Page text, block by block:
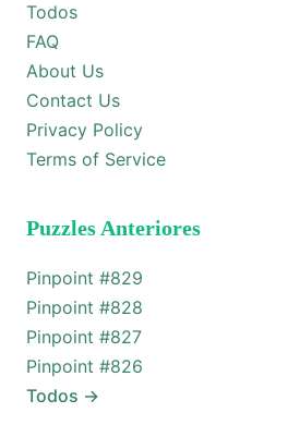
Todos
FAQ
About Us
Contact Us
Privacy Policy
Terms of Service
Puzzles Anteriores
Pinpoint #829
Pinpoint #828
Pinpoint #827
Pinpoint #826
Todos →